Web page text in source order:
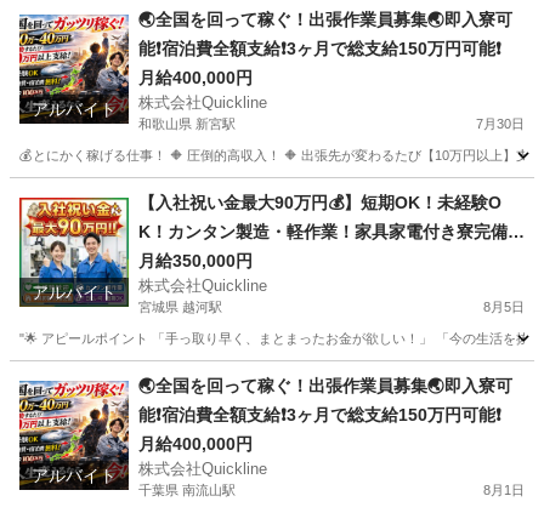
上野原駅 工場 時給
アルバイト
🌏全国を回って稼ぐ！出張作業員募集🌏即入寮可
能❗️宿泊費全額支給❗️3ヶ月で総支給150万円可能❗️
月給400,000円
株式会社Quickline
和歌山県 新宮駅 7月30日
💰とにかく稼げる仕事！ 🔶 圧倒的高収入！ 🔶 出張先が変わるたび【10万円以上】
和歌山市 新宮駅 工場 出張先
アルバイト
【入社祝い金最大90万円💰】短期OK！未経験O
K！カンタン製造・軽作業！家具家電付き寮完備
🏠
月給350,000円
株式会社Quickline
宮城県 越河駅 8月5日
"🌟 アピールポイント 「手っ取り早く、まとまったお金が欲しい！」 「今の生活を抜
越河駅 時給
アルバイト
🌏全国を回って稼ぐ！出張作業員募集🌏即入寮可
能❗️宿泊費全額支給❗️3ヶ月で総支給150万円可能❗️
月給400,000円
株式会社Quickline
千葉県 南流山駅 8月1日